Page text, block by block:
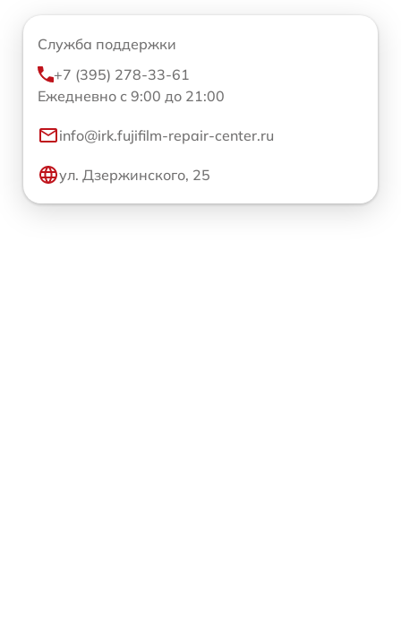
Служба поддержки
+7 (395) 278-33-61
Ежедневно с 9:00 до 21:00
info@irk.fujifilm-repair-center.ru
ул. Дзержинского, 25